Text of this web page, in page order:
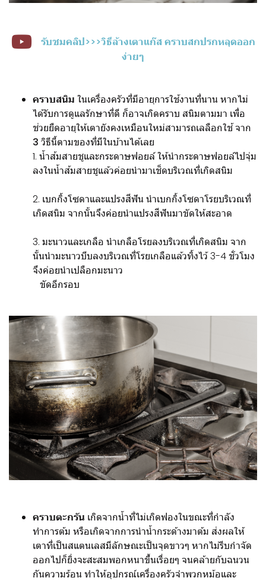
รับชมคลิป>>>วิธีล้างเตาแก๊ส คราบสกปรกหลุดออก
ง่ายๆ
คราบสนิม ในเครื่องครัวที่มีอายุการใช้งานที่นาน หากไม่
ได้รับการดูแลรักษาที่ดี ก็อาจเกิดคราบ สนิมตามมา เพื่อ
ช่วยยืดอายุให้เตายังคงเหมือนใหม่สามารถเลลือกใช้ จาก
3 วิธีนี้ตามของที่มีในบ้านได้เลย
1. น้ำส้มสายชูและกระดาษฟอยล์ ให้นำกระดาษฟอยล์ไปจุ่ม
ลงในน้ำส้มสายชูแล้วค่อยนำมาเช็ดบริเวณที่เกิดสนิม
2. เบกกิ้งโซดาและแปรงสีฟัน นำเบกกิ้งโซดาโรยบริเวณที่
เกิดสนิม จากนั้นจึงค่อยนำแปรงสีฟันมาขัดให้สะอาด
3. มะนาวและเกลือ นำเกลือโรยลงบริเวณที่เกิดสนิม จาก
นั้นนำมะนาวบีบลงบริเวณที่โรยเกลือแล้วทิ้งไว้ 3-4 ชั่วโมง
จึงค่อยนำเปลือกมะนาว
ขัดอีกรอบ
คราบตะกรัน เกิดจากน้ำที่ไม่เกิดฟองในขณะที่กำลัง
ทำการต้ม หรือเกิดจากการนำน้ำกระด้างมาต้ม ส่งผลให้
เตาที่เป็นสแตนเลสมีลักษณะเป็นจุดขาวๆ หากไม่รีบกำจัด
ออกไปก็ยิ่งจะสะสมพอกหนาขึ้นเรื่อยๆ จนคล้ายกับฉนวน
กันความร้อน ทำให้อุปกรณ์เครื่องครัวจำพวกหม้อและ